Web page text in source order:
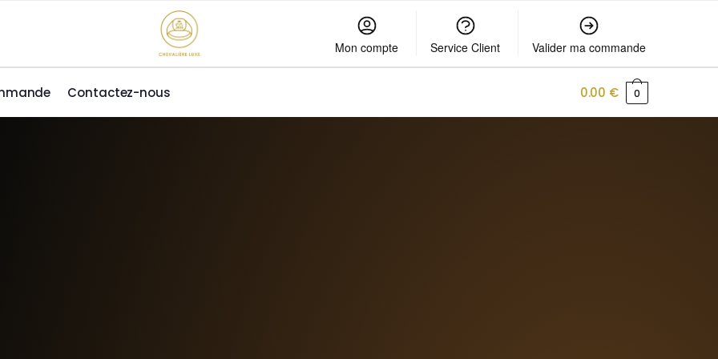
Mon compte Service Client Valider ma commande
Contactez-nous 0.00 € 0